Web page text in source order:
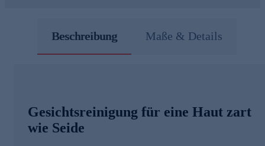
Beschreibung Maße & Details
Gesichtsreinigung für eine Haut zart
wie Seide